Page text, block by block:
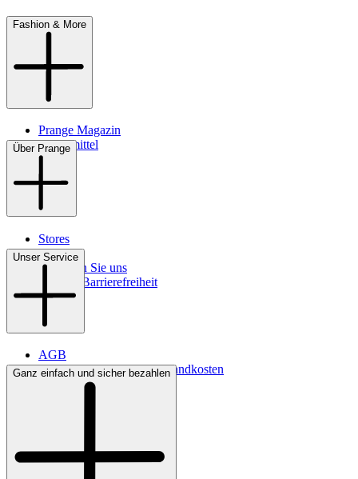
Fashion & More
Prange Magazin
Pflegemittel
Über Prange
Stores
Kontakt
So finden Sie uns
Digitale Barrierefreiheit
Unser Service
AGB
Lieferbedingungen & Versandkosten
Bezahlung
Ganz einfach und sicher bezahlen